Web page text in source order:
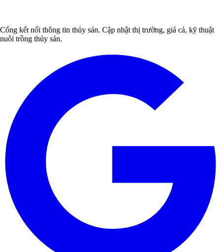
Cổng kết nối thông tin thủy sản. Cập nhật thị trường, giá cả, kỹ thuật
nuôi trồng thủy sản.